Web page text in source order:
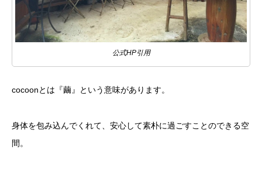
公式HP引用
cocoonとは『繭』という意味があります。
身体を包み込んでくれて、安心して素朴に過ごすことのできる空
間。